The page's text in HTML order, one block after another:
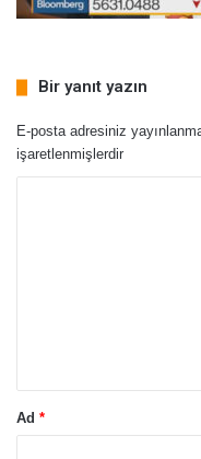
Bir yanıt yazın
E-posta adresiniz
işaretlenmişlerdir
Ad *